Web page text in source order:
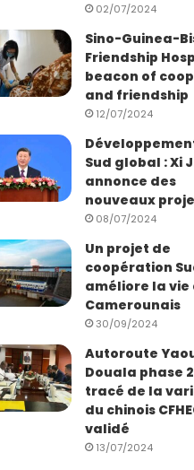
02/07/2024
Sino-Guinea-
Friendship
beacon of
and friendship
12/07/2024
Sud global : Xi
annonce des
nouveaux
08/07/2024
Un projet de
coopération
améliore la vie
Camerounais
30/09/2024
Autoroute
Douala phase
tracé de la
du chinois
validé
13/07/2024